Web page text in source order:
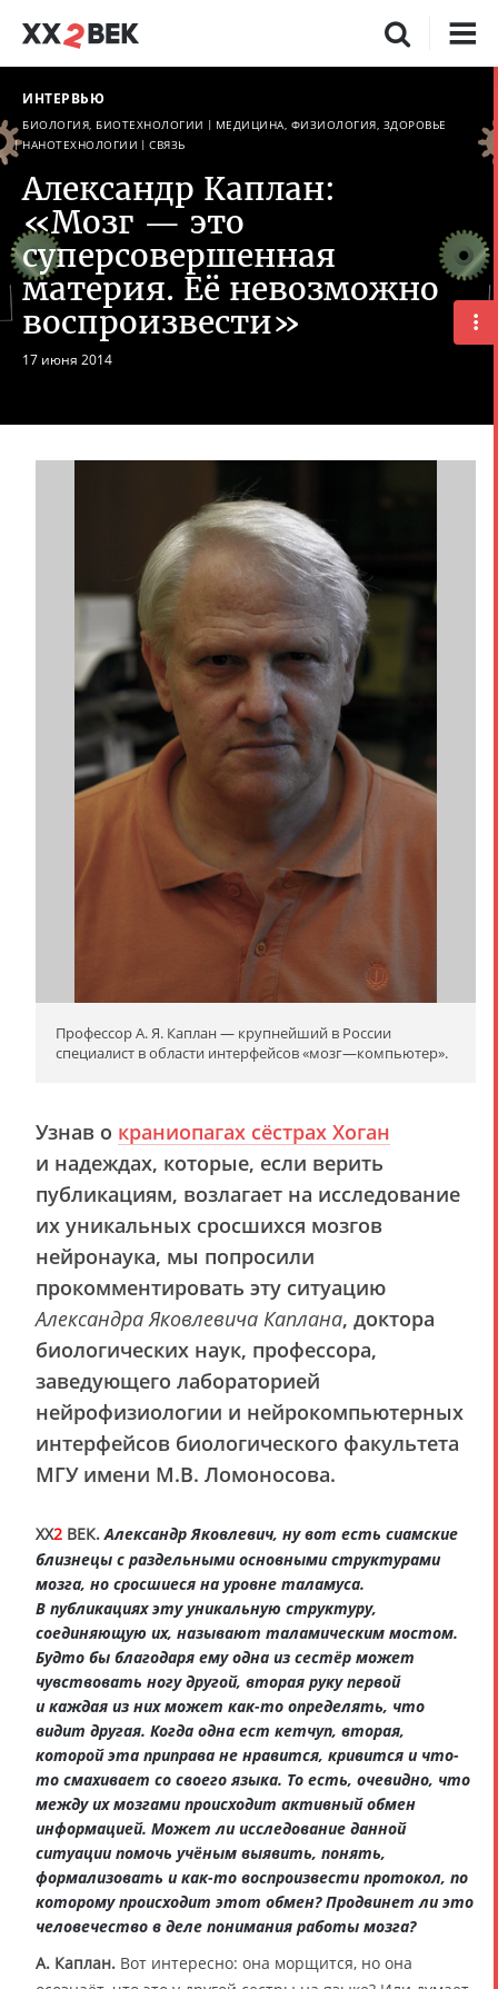
ИНТЕРВЬЮ
БИОЛОГИЯ, БИОТЕХНОЛОГИИ
МЕДИЦИНА, ФИЗИОЛОГИЯ, ЗДОРОВЬЕ
НАНОТЕХНОЛОГИИ
СВЯЗЬ
Александр Каплан:
«Мозг — это
суперсовершенная
материя. Её невозможно
воспроизвести»
17 июня 2014
Профессор А. Я. Каплан — крупнейший в России
специалист в области интерфейсов «мозг—компьютер».
Узнав о краниопагах сёстрах Хоган
и надеждах, которые, если верить
публикациям, возлагает на исследование
их уникальных сросшихся мозгов
нейронаука, мы попросили
прокомментировать эту ситуацию
Александра Яковлевича Каплана, доктора
биологических наук, профессора,
заведующего лабораторией
нейрофизиологии и нейрокомпьютерных
интерфейсов биологического факультета
МГУ имени М.В. Ломоносова.
XX2 ВЕК. Александр Яковлевич, ну вот есть сиамские
близнецы с раздельными основными структурами
мозга, но сросшиеся на уровне таламуса.
В публикациях эту уникальную структуру,
соединяющую их, называют таламическим мостом.
Будто бы благодаря ему одна из сестёр может
чувствовать ногу другой, вторая руку первой
и каждая из них может как-то определять, что
видит другая. Когда одна ест кетчуп, вторая,
которой эта приправа не нравится, кривится и что-
то смахивает со своего языка. То есть, очевидно, что
между их мозгами происходит активный обмен
информацией. Может ли исследование данной
ситуации помочь учёным выявить, понять,
формализовать и как-то воспроизвести протокол, по
которому происходит этот обмен? Продвинет ли это
человечество в деле понимания работы мозга?
А. Каплан. Вот интересно: она морщится, но она